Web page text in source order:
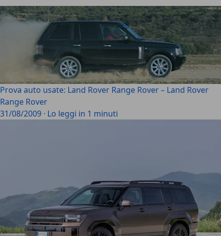
Prova auto usate: Land Rover Range Rover – Land Rover
Range Rover
31/08/2009 · Lo leggi in 1 minuti